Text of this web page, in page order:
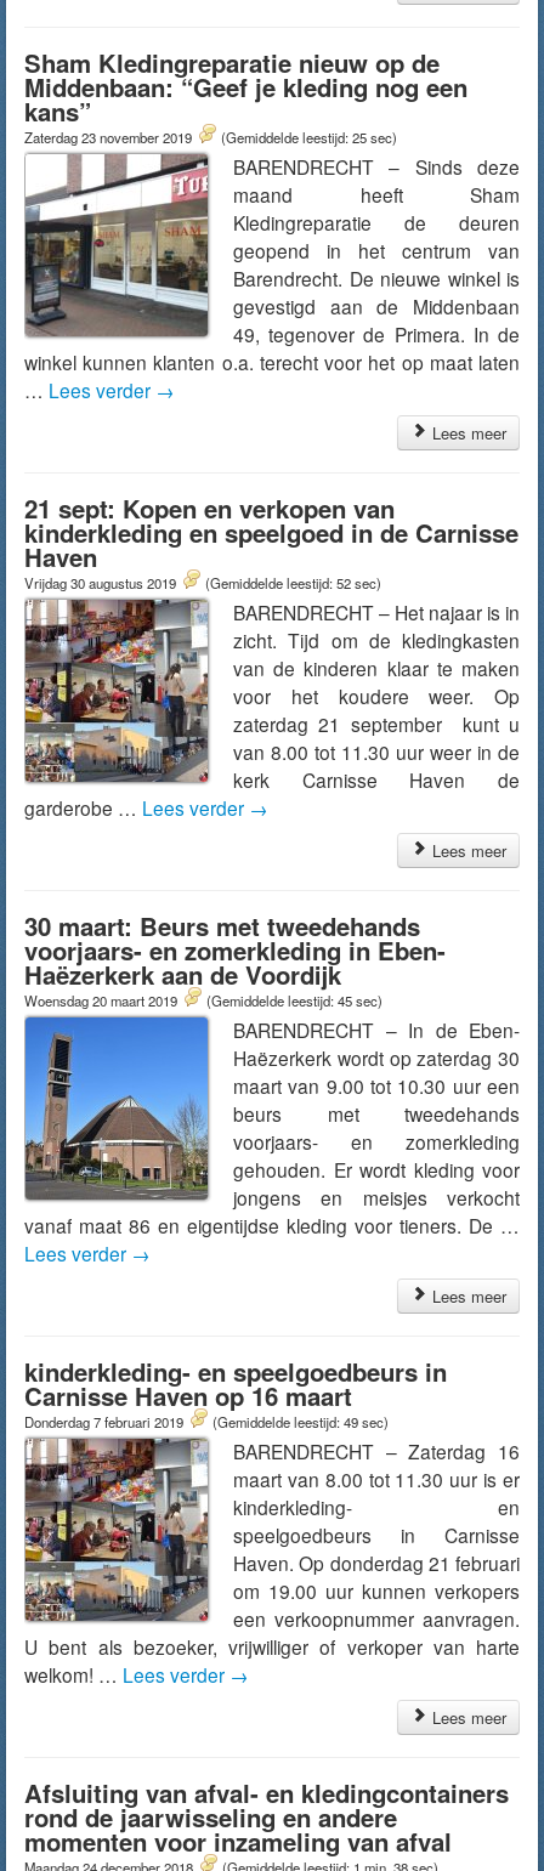
Sham Kledingreparatie nieuw op de
Middenbaan: “Geef je kleding nog een
kans”
Zaterdag 23 november 2019 (Gemiddelde leestijd: 25 sec)
BARENDRECHT – Sinds deze
maand heeft Sham
Kledingreparatie de deuren
geopend in het centrum van
Barendrecht. De nieuwe winkel is
gevestigd aan de Middenbaan
49, tegenover de Primera. In de
winkel kunnen klanten o.a. terecht voor het op maat laten
… Lees verder →
Lees meer
21 sept: Kopen en verkopen van
kinderkleding en speelgoed in de Carnisse
Haven
Vrijdag 30 augustus 2019 (Gemiddelde leestijd: 52 sec)
BARENDRECHT – Het najaar is in
zicht. Tijd om de kledingkasten
van de kinderen klaar te maken
voor het koudere weer. Op
zaterdag 21 september kunt u
van 8.00 tot 11.30 uur weer in de
kerk Carnisse Haven de
garderobe … Lees verder →
Lees meer
30 maart: Beurs met tweedehands
voorjaars- en zomerkleding in Eben-
Haëzerkerk aan de Voordijk
Woensdag 20 maart 2019 (Gemiddelde leestijd: 45 sec)
BARENDRECHT – In de Eben-
Haëzerkerk wordt op zaterdag 30
maart van 9.00 tot 10.30 uur een
beurs met tweedehands
voorjaars- en zomerkleding
gehouden. Er wordt kleding voor
jongens en meisjes verkocht
vanaf maat 86 en eigentijdse kleding voor tieners. De …
Lees verder →
Lees meer
kinderkleding- en speelgoedbeurs in
Carnisse Haven op 16 maart
Donderdag 7 februari 2019 (Gemiddelde leestijd: 49 sec)
BARENDRECHT – Zaterdag 16
maart van 8.00 tot 11.30 uur is er
kinderkleding- en
speelgoedbeurs in Carnisse
Haven. Op donderdag 21 februari
om 19.00 uur kunnen verkopers
een verkoopnummer aanvragen.
U bent als bezoeker, vrijwilliger of verkoper van harte
welkom! … Lees verder →
Lees meer
Afsluiting van afval- en kledingcontainers
rond de jaarwisseling en andere
momenten voor inzameling van afval